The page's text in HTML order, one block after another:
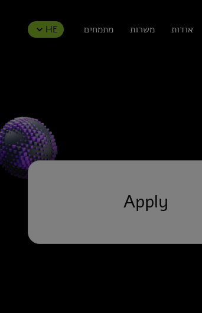
אודות משרות מתמחים HE
Apply